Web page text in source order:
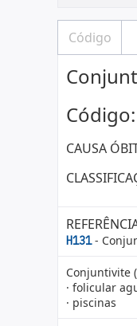
Código:
CAUSA
H131-
Conjuntivite
· folicular
· piscinas